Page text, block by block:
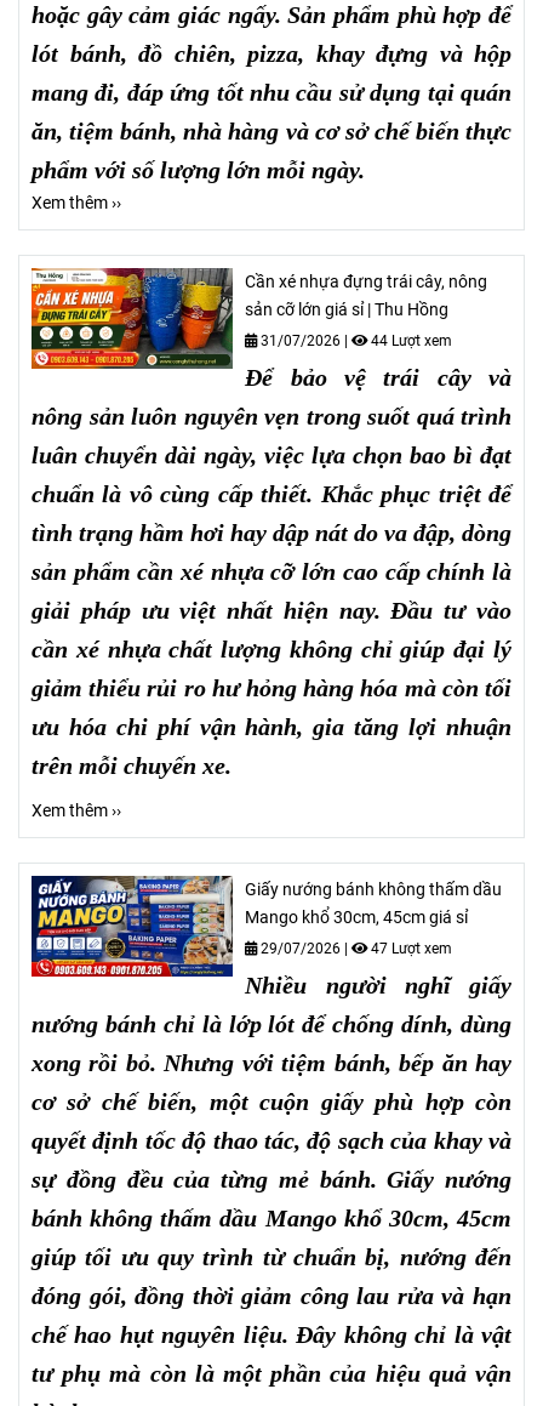
hoặc gây cảm giác ngấy. Sản phẩm phù hợp để
lót bánh, đồ chiên, pizza, khay đựng và hộp
mang đi, đáp ứng tốt nhu cầu sử dụng tại quán
ăn, tiệm bánh, nhà hàng và cơ sở chế biến thực
phẩm với số lượng lớn mỗi ngày.
Xem thêm ››
Cần xé nhựa đựng trái cây, nông
sản cỡ lớn giá sỉ | Thu Hồng
31/07/2026 | 44 Lượt xem
Để bảo vệ trái cây và
nông sản luôn nguyên vẹn trong suốt quá trình
luân chuyển dài ngày, việc lựa chọn bao bì đạt
chuẩn là vô cùng cấp thiết. Khắc phục triệt để
tình trạng hầm hơi hay dập nát do va đập, dòng
sản phẩm cần xé nhựa cỡ lớn cao cấp chính là
giải pháp ưu việt nhất hiện nay. Đầu tư vào
cần xé nhựa chất lượng không chỉ giúp đại lý
giảm thiểu rủi ro hư hỏng hàng hóa mà còn tối
ưu hóa chi phí vận hành, gia tăng lợi nhuận
trên mỗi chuyến xe.
Xem thêm ››
Giấy nướng bánh không thấm dầu
Mango khổ 30cm, 45cm giá sỉ
29/07/2026 | 47 Lượt xem
Nhiều người nghĩ giấy
nướng bánh chỉ là lớp lót để chống dính, dùng
xong rồi bỏ. Nhưng với tiệm bánh, bếp ăn hay
cơ sở chế biến, một cuộn giấy phù hợp còn
quyết định tốc độ thao tác, độ sạch của khay và
sự đồng đều của từng mẻ bánh. Giấy nướng
bánh không thấm dầu Mango khổ 30cm, 45cm
giúp tối ưu quy trình từ chuẩn bị, nướng đến
đóng gói, đồng thời giảm công lau rửa và hạn
chế hao hụt nguyên liệu. Đây không chỉ là vật
tư phụ mà còn là một phần của hiệu quả vận